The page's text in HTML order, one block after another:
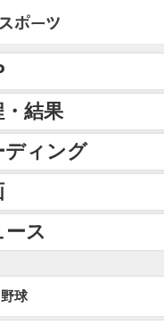
・結果
ディング
ース
球